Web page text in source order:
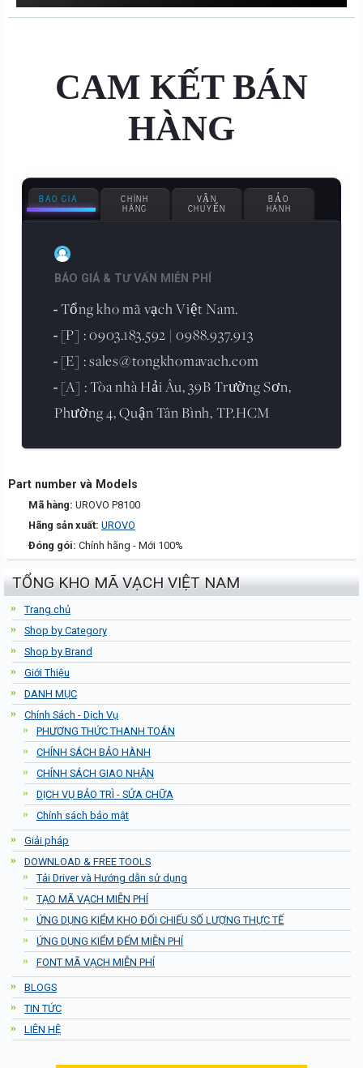
CAM KẾT BÁN
HÀNG
BÁO GIÁ
CHÍNH
HÃNG
VẬN
CHUYỂN
BẢO
HÀNH
BÁO GIÁ & TƯ VẤN MIỄN PHÍ
- Tổng kho mã vạch Việt Nam.
- [P] : 0903.183.592 | 0988.937.913
- [E] : sales@tongkhomavach.com
- [A] : Tòa nhà Hải Âu, 39B Trường Sơn,
Phường 4, Quận Tân Bình, TP.HCM
Part number và Models
Mã hàng: UROVO P8100
Hãng sản xuất: UROVO
Đóng gói: Chính hãng - Mới 100%
TỔNG KHO MÃ VẠCH VIỆT NAM
Trang chủ
Shop by Category
Shop by Brand
Giới Thiệu
DANH MỤC
Chính Sách - Dịch Vụ
PHƯƠNG THỨC THANH TOÁN
CHÍNH SÁCH BẢO HÀNH
CHÍNH SÁCH GIAO NHẬN
DỊCH VỤ BẢO TRÌ - SỬA CHỮA
Chính sách bảo mật
Giải pháp
DOWNLOAD & FREE TOOLS
Tải Driver và Hướng dẫn sử dụng
TẠO MÃ VẠCH MIỄN PHÍ
ỨNG DỤNG KIỂM KHO ĐỐI CHIẾU SỐ LƯỢNG THỰC TẾ
ỨNG DỤNG KIỂM ĐẾM MIỄN PHÍ
FONT MÃ VẠCH MIỄN PHÍ
BLOGS
TIN TỨC
LIÊN HỆ